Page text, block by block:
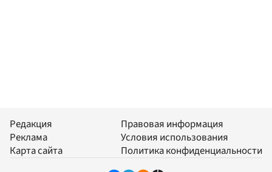
Редакция
Реклама
Карта сайта
Правовая информация
Условия использования
Политика конфиденциальности